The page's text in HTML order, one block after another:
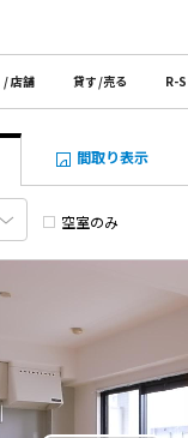
/店舗 貸す/売る R-
間取り表示
空室のみ